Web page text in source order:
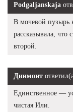
Podgaljanskaja
В мочевой пузырь
рассказывала, что
второй.
Динмонт
Единственное —
чистая Или.